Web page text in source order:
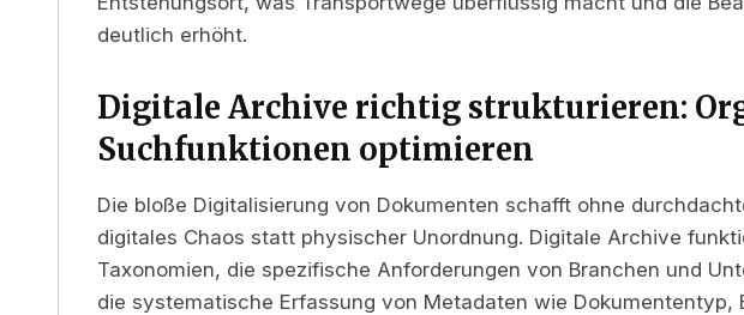
deutlich erhöht.
Digitale Archive richtig strukturieren:
Suchfunktionen optimieren
Die bloße Digitalisierung von Dokumenten schafft ohne
digitales Chaos statt physischer Unordnung. Digitale Archive
Taxonomien, die spezifische Anforderungen von Branchen und
die systematische Erfassung von Metadaten wie Dokumententyp,